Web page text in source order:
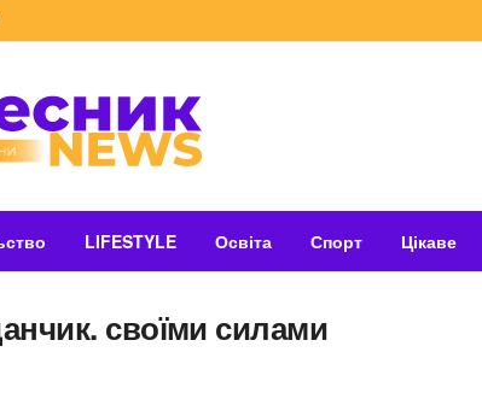
LIFESTYLE Освіта Спорт Цікаве
своїми силами